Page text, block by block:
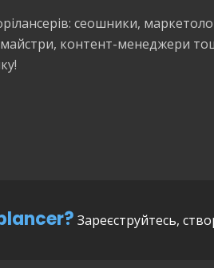
сеошники,
майстри, контент-менеджери
Зареєструйтесь,